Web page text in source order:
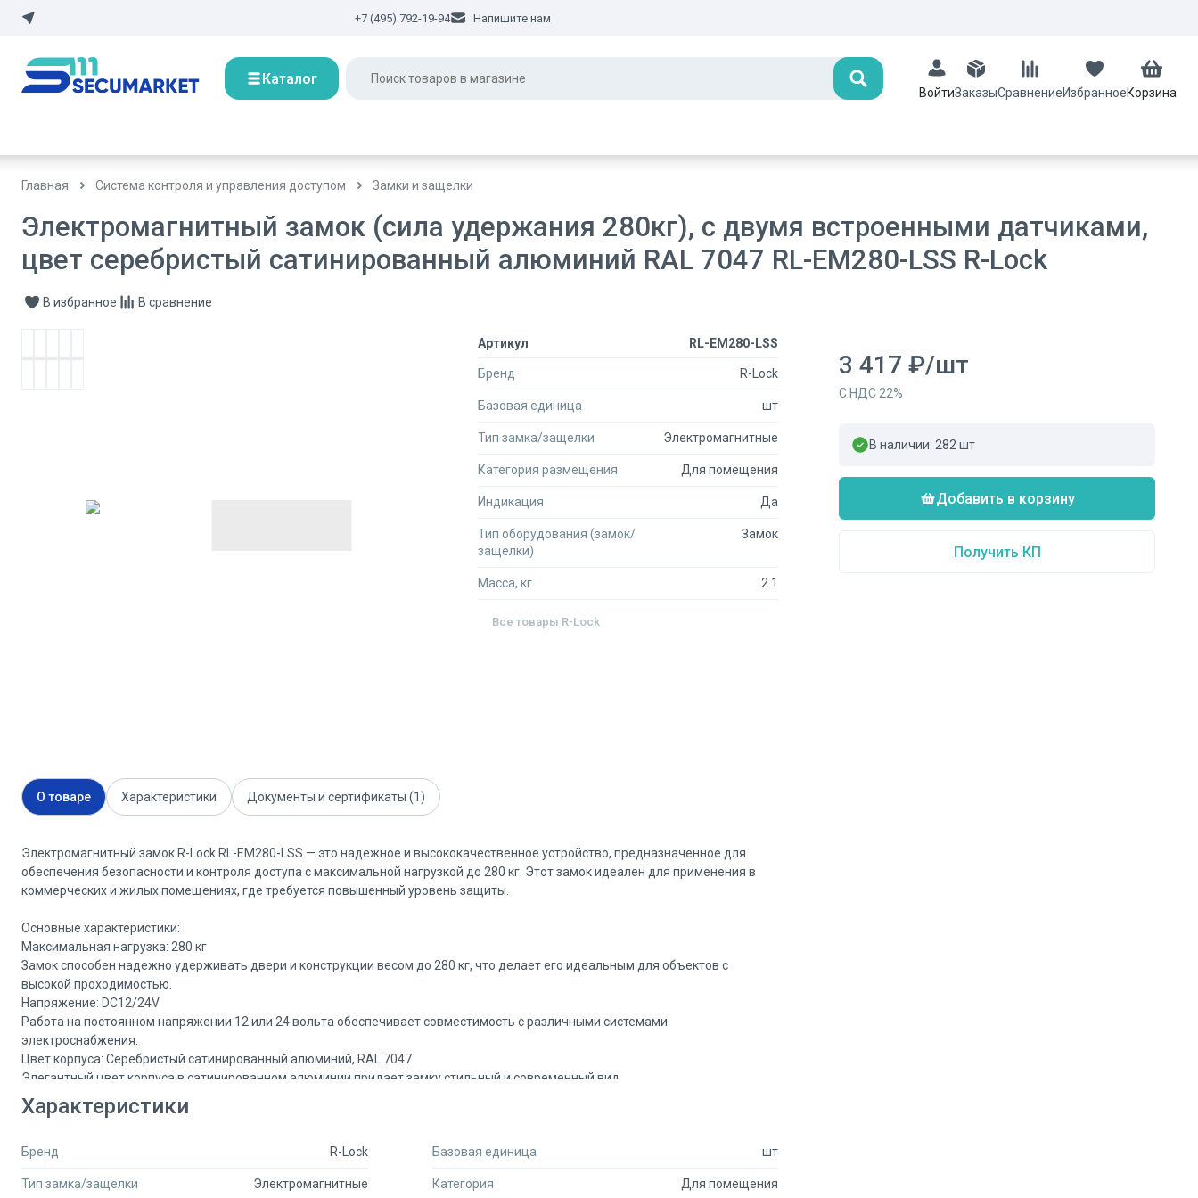
+7 (495) 792-19-94 Напишите нам
Каталог Поиск
ВойтиЗаказыСравнениеИзбранноеКорзина
Главная Система контроля и управления доступом Замки и защелки
Электромагнитный замок (сила удержания 280кг), с двумя встроенными датчиками,
цвет серебристый сатинированный алюминий RAL 7047 RL-EM280-LSS R-Lock
В избранное В сравнение
Артикул RL-EM280-LSS
Бренд R-Lock
Базовая единица шт
Тип замка/защелки Электромагнитные
Категория размещения Для помещения
Индикация Да
Тип оборудования (замок/
защелки)
Замок
Масса, кг 2.1
Все товары R-Lock
О товаре Характеристики Документы и сертификаты (1)
Электромагнитный замок R-Lock RL-EM280-LSS — это надежное и высококачественное устройство, предназначенное для
обеспечения безопасности и контроля доступа с максимальной нагрузкой до 280 кг. Этот замок идеален для применения в
коммерческих и жилых помещениях, где требуется повышенный уровень защиты.
Основные характеристики:
Максимальная нагрузка: 280 кг
Замок способен надежно удерживать двери и конструкции весом до 280 кг, что делает его идеальным для объектов с
высокой проходимостью.
Напряжение: DC12/24V
Работа на постоянном напряжении 12 или 24 вольта обеспечивает совместимость с различными системами
электроснабжения.
Цвет корпуса: Серебристый сатинированный алюминий, RAL 7047
Элегантный цвет корпуса в сатинированном алюминии придает замку стильный и современный вид.
Материал: Металл
Изготавливается из качественного металла, что гарантирует долговечность и защищенность от механических повреждений.
Замок оснащен двумя интегрированными датчиками, которые обеспечивают дополнительный уровень безопасности:
Магнито-контактный датчик: Используется для определения открытия двери, что эффективно управляет системой
Характеристики
Бренд R-Lock Базовая единица шт
Тип замка/защелки Электромагнитные
Категория
Для помещения
3 417 ₽/шт
С НДС 22%
В наличии: 282 шт
Добавить в корзину
Получить КП